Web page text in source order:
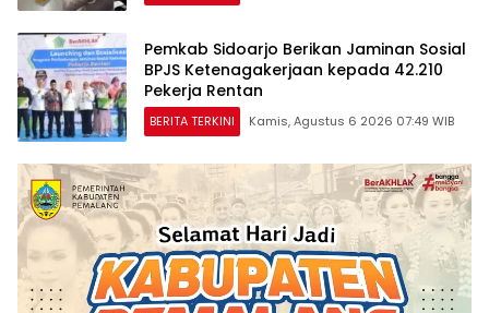
Pemkab Sidoarjo Berikan Jaminan Sosial
BPJS Ketenagakerjaan kepada 42.210
Pekerja Rentan
BERITA TERKINI Kamis, Agustus 6 2026 07:49 WIB